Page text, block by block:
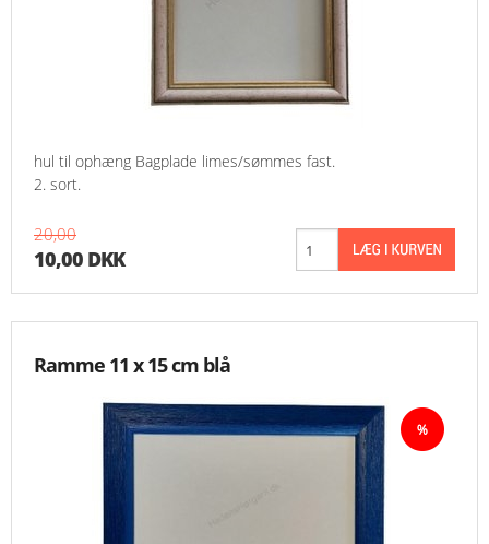
hul til ophæng Bagplade limes/sømmes fast.
2. sort.
20,00
10,00 DKK
Ramme 11 x 15 cm blå